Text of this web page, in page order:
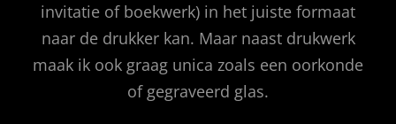
invitatie of boekwerk) in het juiste formaat
naar de drukker kan. Maar naast drukwerk
maak ik ook graag unica zoals een oorkonde
of gegraveerd glas.